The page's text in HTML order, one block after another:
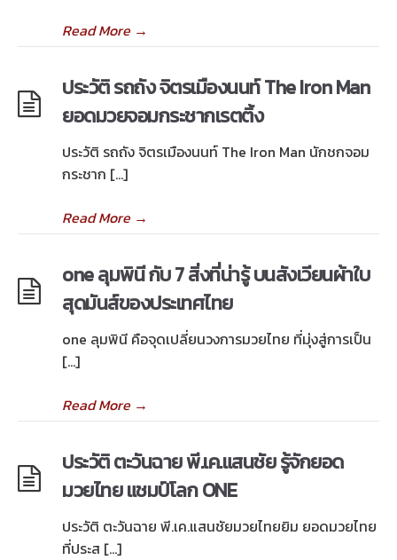
Read More→
ประวัติ รถถัง จิตรเมืองนนท์ The Iron Man
ยอดมวยจอมกระชากเรตติ้ง
ประวัติ รถถัง จิตรเมืองนนท์ The Iron Man นักชกจอม
กระชาก […]
Read More→
one ลุมพินี กับ 7 สิ่งที่น่ารู้ บนสังเวียนผ้าใบ
สุดมันส์ของประเทศไทย
one ลุมพินี คือจุดเปลี่ยนวงการมวยไทย ที่มุ่งสู่การเป็น
[…]
Read More→
ประวัติ ตะวันฉาย พี.เค.แสนชัย รู้จักยอด
มวยไทย แชมป์โลก ONE
ประวัติ ตะวันฉาย พี.เค.แสนชัยมวยไทยยิม ยอดมวยไทย
ที่ประส […]